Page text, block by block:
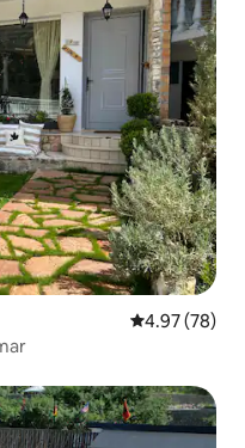
Calificación
4.97 (78)